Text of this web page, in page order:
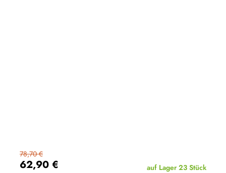
62,90 €
78,70 €
auf Lager 23 Stück